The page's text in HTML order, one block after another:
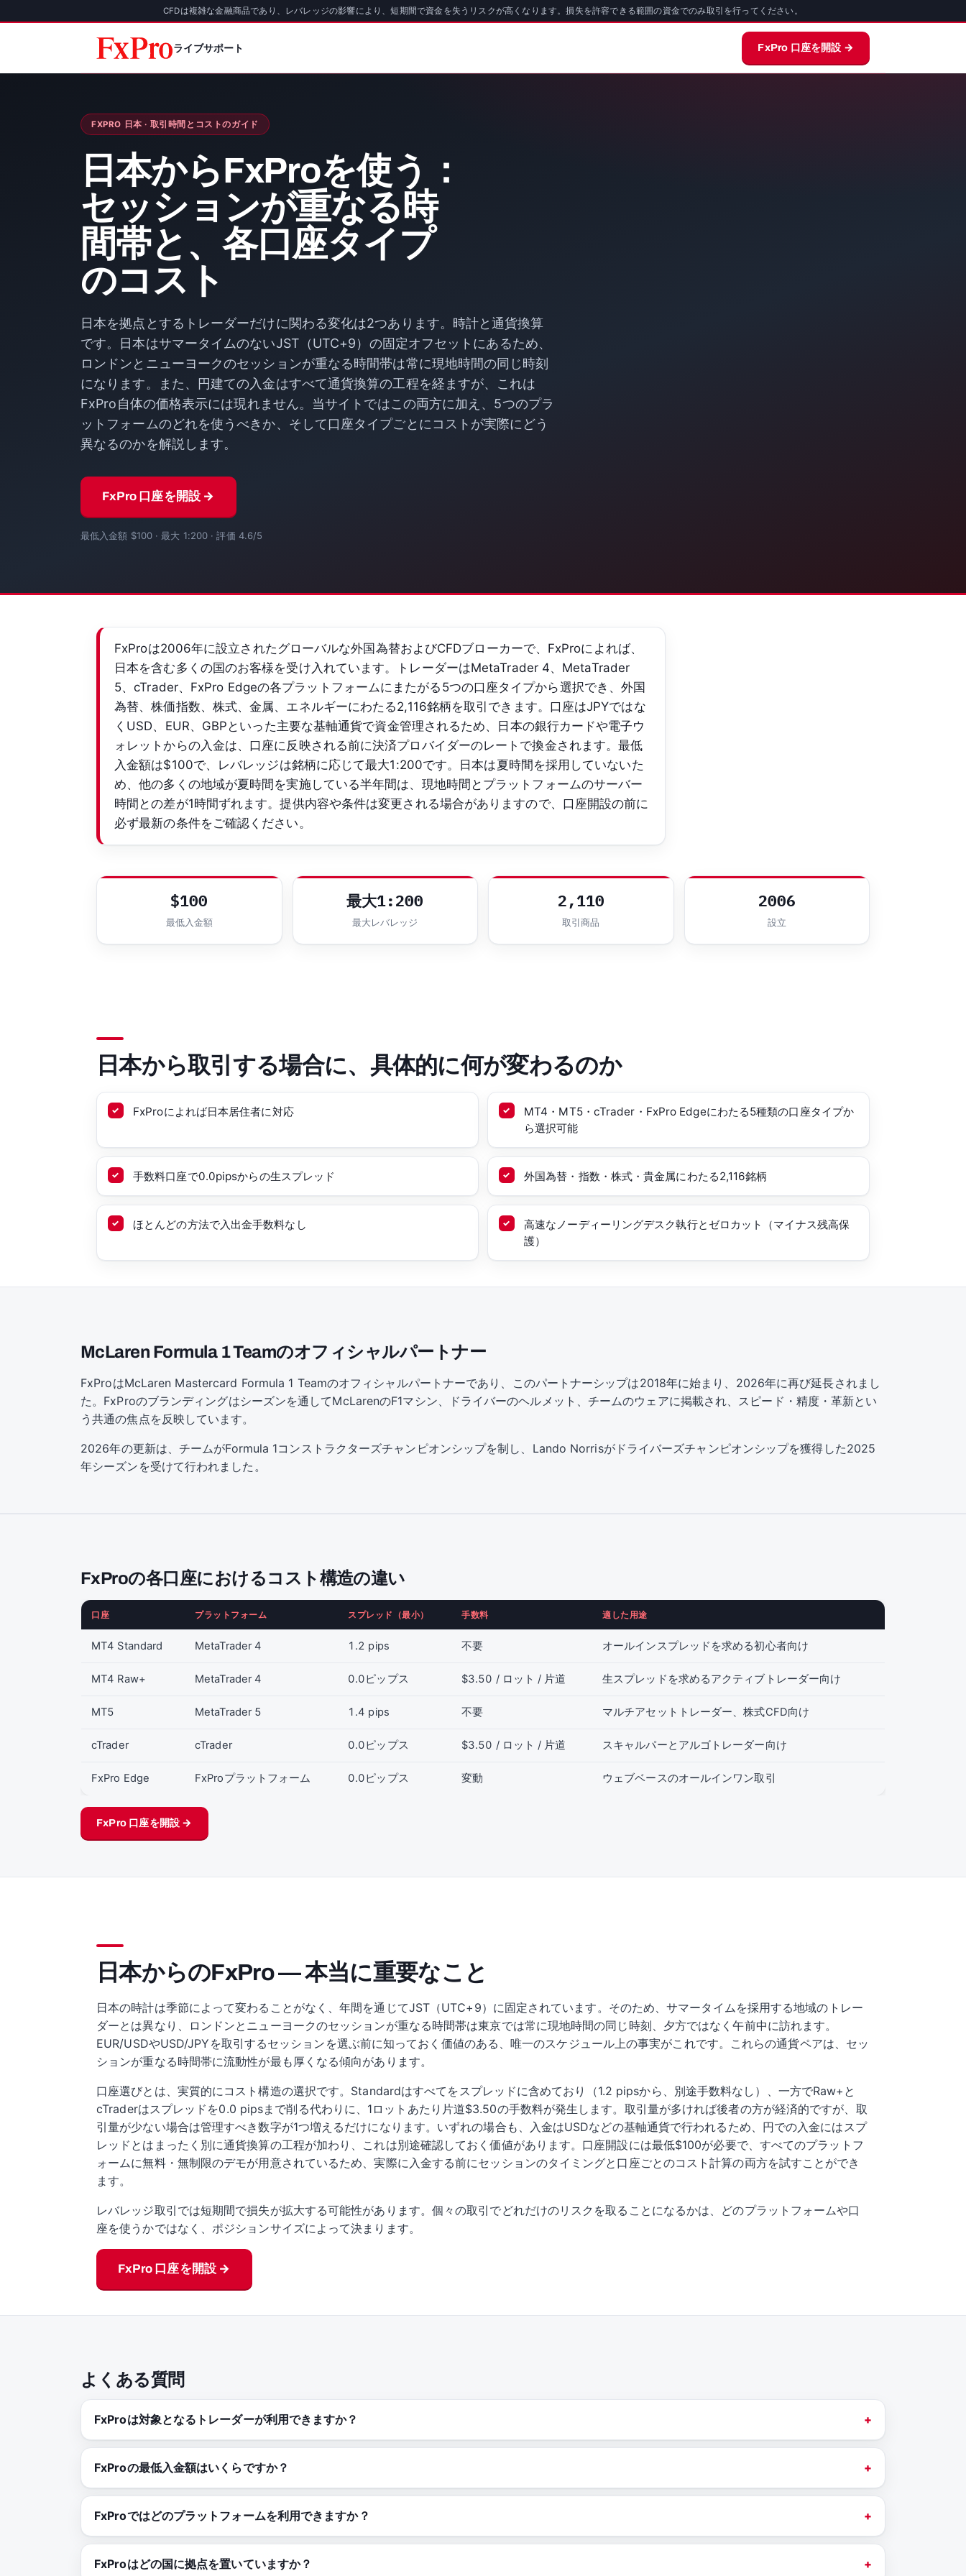
CFDは複雑な金融商品であり、レバレッジの影響により、短期間で資金を失うリスクが高くなります。損失を許容できる範囲の資金でのみ取引を行ってください。
ライブサポート FxPro 口座を開設 →
FXPRO 日本 · 取引時間とコストのガイド
日本からFxProを使う：
セッションが重なる時
間帯と、各口座タイプ
のコスト
日本を拠点とするトレーダーだけに関わる変化は2つあります。時計と通貨換算
です。日本はサマータイムのないJST（UTC+9）の固定オフセットにあるため、
ロンドンとニューヨークのセッションが重なる時間帯は常に現地時間の同じ時刻
になります。また、円建ての入金はすべて通貨換算の工程を経ますが、これは
FxPro自体の価格表示には現れません。当サイトではこの両方に加え、5つのプラ
ットフォームのどれを使うべきか、そして口座タイプごとにコストが実際にどう
異なるのかを解説します。
FxPro 口座を開設 →
最低入金額 $100 · 最大 1:200 · 評価 4.6/5
FxProは2006年に設立されたグローバルな外国為替およびCFDブローカーで、FxProによれば、
日本を含む多くの国のお客様を受け入れています。トレーダーはMetaTrader 4、MetaTrader
5、cTrader、FxPro Edgeの各プラットフォームにまたがる5つの口座タイプから選択でき、外国
為替、株価指数、株式、金属、エネルギーにわたる2,116銘柄を取引できます。口座はJPYではな
くUSD、EUR、GBPといった主要な基軸通貨で資金管理されるため、日本の銀行カードや電子ウ
ォレットからの入金は、口座に反映される前に決済プロバイダーのレートで換金されます。最低
入金額は$100で、レバレッジは銘柄に応じて最大1:200です。日本は夏時間を採用していないた
め、他の多くの地域が夏時間を実施している半年間は、現地時間とプラットフォームのサーバー
時間との差が1時間ずれます。提供内容や条件は変更される場合がありますので、口座開設の前に
必ず最新の条件をご確認ください。
$100
最低入金額
最大1:200
最大レバレッジ
2,110
取引商品
2006
設立
日本から取引する場合に、具体的に何が変わるのか
FxProによれば日本居住者に対応
MT4・MT5・cTrader・FxPro Edgeにわたる5種類の口座タイプか
ら選択可能
手数料口座で0.0pipsからの生スプレッド 外国為替・指数・株式・貴金属にわたる2,116銘柄
ほとんどの方法で入出金手数料なし
高速なノーディーリングデスク執行とゼロカット（マイナス残高保
護）
McLaren Formula 1 Teamのオフィシャルパートナー
FxProはMcLaren Mastercard Formula 1 Teamのオフィシャルパートナーであり、このパートナーシップは2018年に始まり、2026年に再び延長されまし
た。FxProのブランディングはシーズンを通してMcLarenのF1マシン、ドライバーのヘルメット、チームのウェアに掲載され、スピード・精度・革新とい
う共通の焦点を反映しています。
2026年の更新は、チームがFormula 1コンストラクターズチャンピオンシップを制し、Lando Norrisがドライバーズチャンピオンシップを獲得した2025
年シーズンを受けて行われました。
FxProの各口座におけるコスト構造の違い
口座 プラットフォーム スプレッド（最小） 手数料 適した用途
MT4 Standard MetaTrader 4 1.2 pips 不要 オールインスプレッドを求める初心者向け
MT4 Raw+ MetaTrader 4 0.0ピップス $3.50 / ロット / 片道 生スプレッドを求めるアクティブトレーダー向け
MT5 MetaTrader 5 1.4 pips 不要 マルチアセットトレーダー、株式CFD向け
cTrader cTrader 0.0ピップス $3.50 / ロット / 片道 スキャルパーとアルゴトレーダー向け
FxPro Edge FxProプラットフォーム 0.0ピップス 変動 ウェブベースのオールインワン取引
FxPro 口座を開設 →
日本からのFxPro — 本当に重要なこと
日本の時計は季節によって変わることがなく、年間を通じてJST（UTC+9）に固定されています。そのため、サマータイムを採用する地域のトレー
ダーとは異なり、ロンドンとニューヨークのセッションが重なる時間帯は東京では常に現地時間の同じ時刻、夕方ではなく午前中に訪れます。
EUR/USDやUSD/JPYを取引するセッションを選ぶ前に知っておく価値のある、唯一のスケジュール上の事実がこれです。これらの通貨ペアは、セッ
ションが重なる時間帯に流動性が最も厚くなる傾向があります。
口座選びとは、実質的にコスト構造の選択です。Standardはすべてをスプレッドに含めており（1.2 pipsから、別途手数料なし）、一方でRaw+と
cTraderはスプレッドを0.0 pipsまで削る代わりに、1ロットあたり片道$3.50の手数料が発生します。取引量が多ければ後者の方が経済的ですが、取
引量が少ない場合は管理すべき数字が1つ増えるだけになります。いずれの場合も、入金はUSDなどの基軸通貨で行われるため、円での入金にはスプ
レッドとはまったく別に通貨換算の工程が加わり、これは別途確認しておく価値があります。口座開設には最低$100が必要で、すべてのプラットフ
ォームに無料・無制限のデモが用意されているため、実際に入金する前にセッションのタイミングと口座ごとのコスト計算の両方を試すことができ
ます。
レバレッジ取引では短期間で損失が拡大する可能性があります。個々の取引でどれだけのリスクを取ることになるかは、どのプラットフォームや口
座を使うかではなく、ポジションサイズによって決まります。
FxPro 口座を開設 →
よくある質問
FxProは対象となるトレーダーが利用できますか？
FxProの最低入金額はいくらですか？
FxProではどのプラットフォームを利用できますか？
FxProはどの国に拠点を置いていますか？